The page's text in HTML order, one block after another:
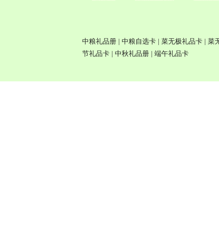
中粮礼品册 中粮自选卡 | 菜无极礼品卡
| 菜
节礼品卡
中秋礼品册 端午礼品卡